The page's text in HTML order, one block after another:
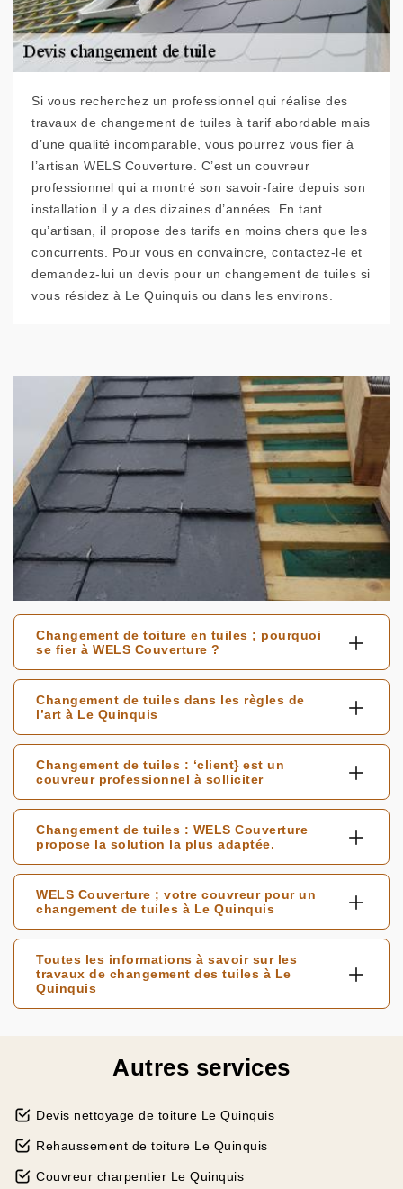
Si vous recherchez un professionnel qui réalise des
travaux de changement de tuiles à tarif abordable mais
d’une qualité incomparable, vous pourrez vous fier à
l’artisan WELS Couverture. C’est un couvreur
professionnel qui a montré son savoir-faire depuis son
installation il y a des dizaines d’années. En tant
qu’artisan, il propose des tarifs en moins chers que les
concurrents. Pour vous en convaincre, contactez-le et
demandez-lui un devis pour un changement de tuiles si
vous résidez à Le Quinquis ou dans les environs.
Changement de toiture en tuiles ; pourquoi
se fier à WELS Couverture ?
Changement de tuiles dans les règles de
l’art à Le Quinquis
Changement de tuiles : ‘client} est un
couvreur professionnel à solliciter
Changement de tuiles : WELS Couverture
propose la solution la plus adaptée.
WELS Couverture ; votre couvreur pour un
changement de tuiles à Le Quinquis
Toutes les informations à savoir sur les
travaux de changement des tuiles à Le
Quinquis
Autres services
Devis nettoyage de toiture Le Quinquis
Rehaussement de toiture Le Quinquis
Couvreur charpentier Le Quinquis